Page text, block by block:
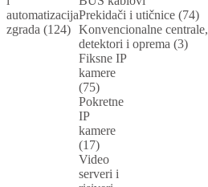
automatizacija
zgrada (124)
Prekidači i utičnice (74)
Konvencionalne centrale,
detektori i oprema (3)
Fiksne IP
kamere
(75)
Pokretne
IP
kamere
(17)
Video
serveri i